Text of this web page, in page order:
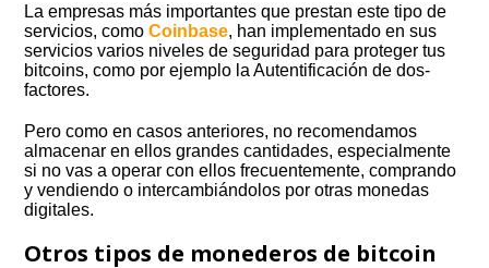
La empresas más importantes que prestan este tipo de
servicios, comoCoinbase, han implementado en sus
servicios varios niveles de seguridad para proteger tus
bitcoins, como por ejemplo la Autentificación de dos-
factores.
Pero como en casos anteriores, no recomendamos
almacenar en ellos grandes cantidades, especialmente
si no vas a operar con ellos frecuentemente, comprando
y vendiendo o intercambiándolos por otras monedas
digitales.
Otros tipos de monederos de bitcoin